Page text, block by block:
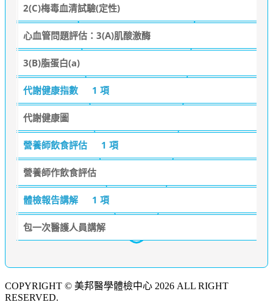
2(C)梅毒血清試驗(定性)
心血管問題評估：3(A)肌酸激酶
3(B)脂蛋白(a)
代謝健康指數 1 項
代謝健康圖
營養師飲食評估 1 項
營養師作飲食評估
體檢報告講解 1 項
包一次醫護人員講解
COPYRIGHT © 美邦醫學體檢中心 2026 ALL RIGHT
RESERVED.